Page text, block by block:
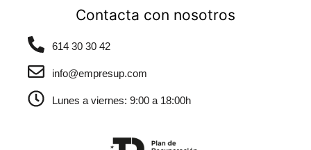
Contacta con nosotros
614 30 30 42
info@empresup.com
Lunes a viernes: 9:00 a 18:00h